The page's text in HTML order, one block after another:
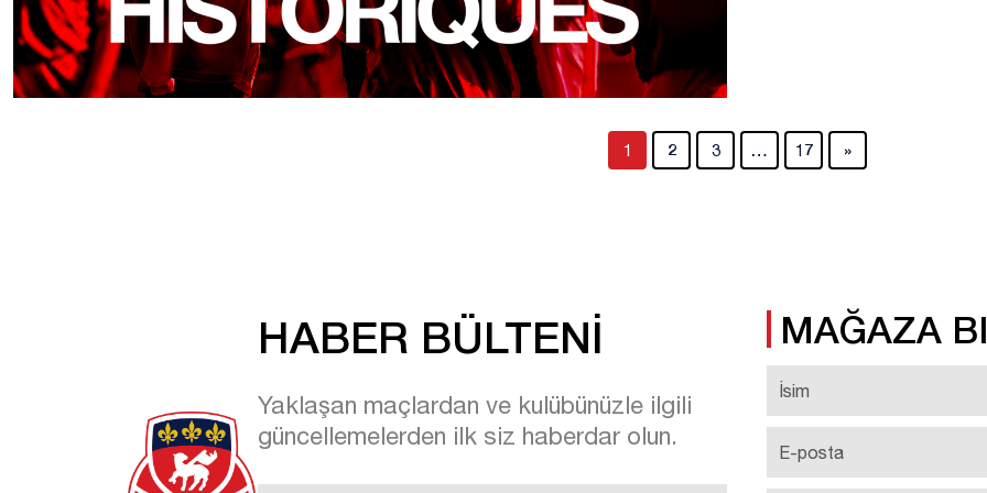
1 2 3 … 17 »
HABER BÜLTENİ
Yaklaşan maçlardan ve kulübünüzle ilgili
güncellemelerden ilk siz haberdar olun.
MAĞAZA